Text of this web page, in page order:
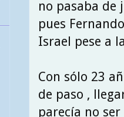
no pasaba de
pues
Israel pese a
Con sólo 23
de paso ,
parecía no